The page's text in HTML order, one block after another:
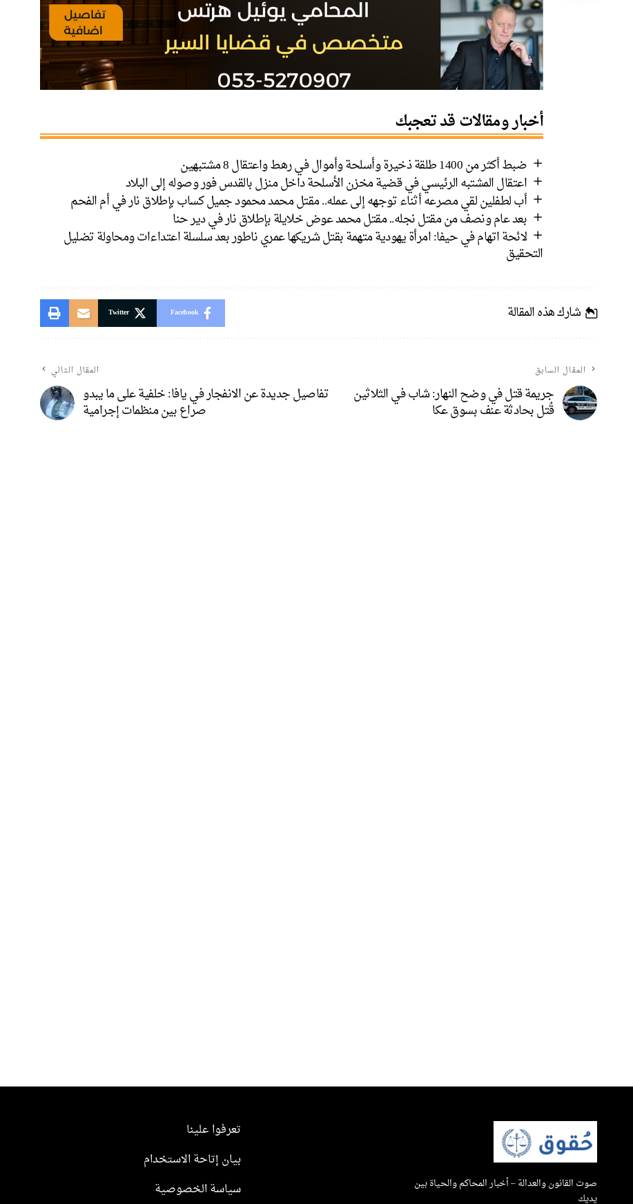
أخبار ومقالات قد تعجبك
ضبط أكثر من 1400 طلقة ذخيرة وأسلحة وأموال في رهط واعتقال 8 مشتبهين
اعتقال المشتبه الرئيسي في قضية مخزن الأسلحة داخل منزل بالقدس فور وصوله إلى البلاد
أب لطفلين لقي مصرعه أثناء توجهه إلى عمله.. مقتل محمد محمود جميل كساب بإطلاق نار في أم الفحم
بعد عام ونصف من مقتل نجله.. مقتل محمد عوض خلايلة بإطلاق نار في دير حنا
لائحة اتهام في حيفا: امرأة يهودية متهمة بقتل شريكها عمري ناطور بعد سلسلة اعتداءات ومحاولة تضليل
التحقيق
شارك هذه المقالة Facebook
Twitter
المقال السابق
جريمة قتل في وضح النهار: شاب في الثلاثين
قُتل بحادثة عنف بسوق عكا
المقال التالي
تفاصيل جديدة عن الانفجار في يافا: خلفية على ما يبدو
صراع بين منظمات إجرامية
صوت القانون والعدالة – أخبار المحاكم والحياة بين
يديك
تعرفوا علينا
بيان إتاحة الاستخدام
سياسة الخصوصية